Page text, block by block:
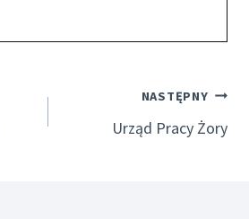
NASTĘPNY
Urząd Pracy Żory